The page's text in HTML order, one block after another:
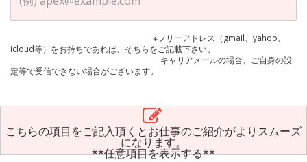
※フリーアドレス（gmail、yahoo、
icloud等）をお持ちであれば、そちらをご記載下さい。
キャリアメールの場合、ご自身の設
定等で受信できない場合がございます。
こちらの項目をご記入頂くとお仕事のご紹介がよりスムーズ
になります。
**任意項目を表示する**